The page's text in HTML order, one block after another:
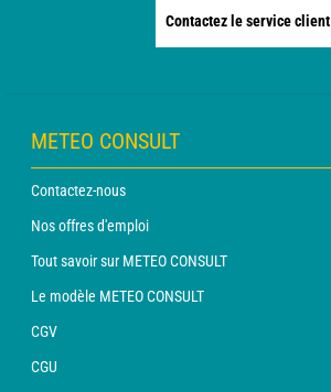
Contactez le service client
METEO CONSULT
Contactez-nous
Nos offres d'emploi
Tout savoir sur METEO CONSULT
Le modèle METEO CONSULT
CGV
CGU